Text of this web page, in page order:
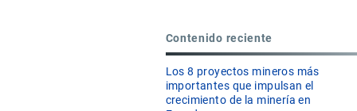
Contenido reciente
Los 8 proyectos mineros más
importantes que impulsan el
crecimiento de la minería en